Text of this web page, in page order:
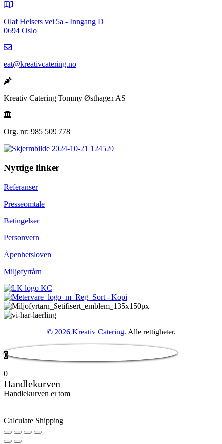
Olaf Helsets vei 5a - Inngang D
0694 Oslo
eat@kreativcatering.no
Kreativ Catering Tommy Østhagen AS
Org. nr: 985 509 778
Nyttige linker
Referanser
Presseomtale
Betingelser
Personvern
Åpenhetsloven
Miljøfyrtårn
© 2026 Kreativ Catering. Alle rettigheter.
0
0
Handlekurven
Handlekurven er tom
Calculate Shipping